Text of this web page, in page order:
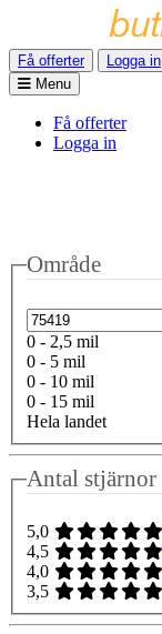
Få offerter
Logga in
Menu
Få offerter
Logga in
Område
0 - 2,5 mil
0 - 5 mil
0 - 10 mil
0 - 15 mil
Hela landet
Antal stjärnor
5,0
4,5
4,0
3,5